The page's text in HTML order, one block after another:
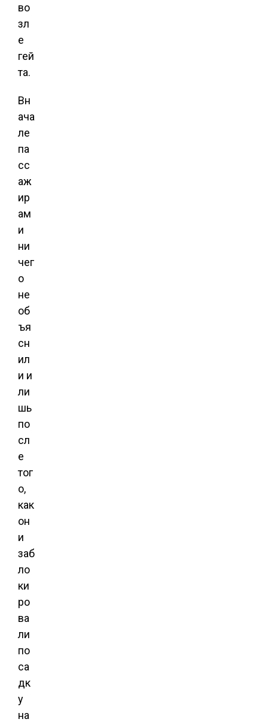
во
зл
е
гей
та.
Вн
ача
ле
па
сс
аж
ир
ам
и
ни
чег
о
не
об
ъя
сн
ил
и и
ли
шь
по
сл
е
тог
о,
как
он
и
заб
ло
ки
ро
ва
ли
по
са
дк
у
на